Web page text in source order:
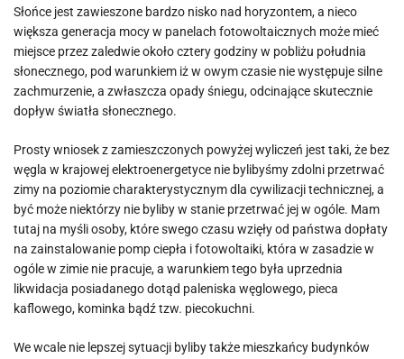
Słońce jest zawieszone bardzo nisko nad horyzontem, a nieco
większa generacja mocy w panelach fotowoltaicznych może mieć
miejsce przez zaledwie około cztery godziny w pobliżu południa
słonecznego, pod warunkiem iż w owym czasie nie występuje silne
zachmurzenie, a zwłaszcza opady śniegu, odcinające skutecznie
dopływ światła słonecznego.
Prosty wniosek z zamieszczonych powyżej wyliczeń jest taki, że bez
węgla w krajowej elektroenergetyce nie bylibyśmy zdolni przetrwać
zimy na poziomie charakterystycznym dla cywilizacji technicznej, a
być może niektórzy nie byliby w stanie przetrwać jej w ogóle. Mam
tutaj na myśli osoby, które swego czasu wzięły od państwa dopłaty
na zainstalowanie pomp ciepła i fotowoltaiki, która w zasadzie w
ogóle w zimie nie pracuje, a warunkiem tego była uprzednia
likwidacja posiadanego dotąd paleniska węglowego, pieca
kaflowego, kominka bądź tzw. piecokuchni.
We wcale nie lepszej sytuacji byliby także mieszkańcy budynków